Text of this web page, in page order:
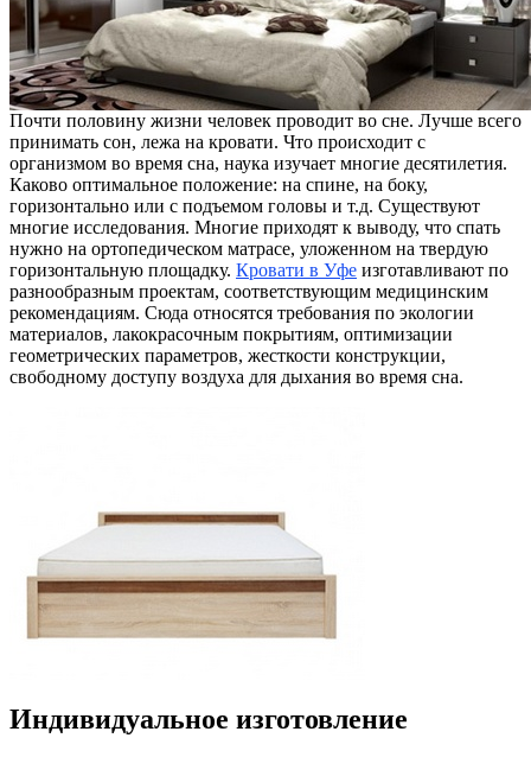
Почти половину жизни человек проводит во сне. Лучше всего
принимать сон, лежа на кровати. Что происходит с
организмом во время сна, наука изучает многие десятилетия.
Каково оптимальное положение: на спине, на боку,
горизонтально или с подъемом головы и т.д. Существуют
многие исследования. Многие приходят к выводу, что спать
нужно на ортопедическом матрасе, уложенном на твердую
горизонтальную площадку. Кровати в Уфе изготавливают по
разнообразным проектам, соответствующим медицинским
рекомендациям. Сюда относятся требования по экологии
материалов, лакокрасочным покрытиям, оптимизации
геометрических параметров, жесткости конструкции,
свободному доступу воздуха для дыхания во время сна.
Индивидуальное изготовление